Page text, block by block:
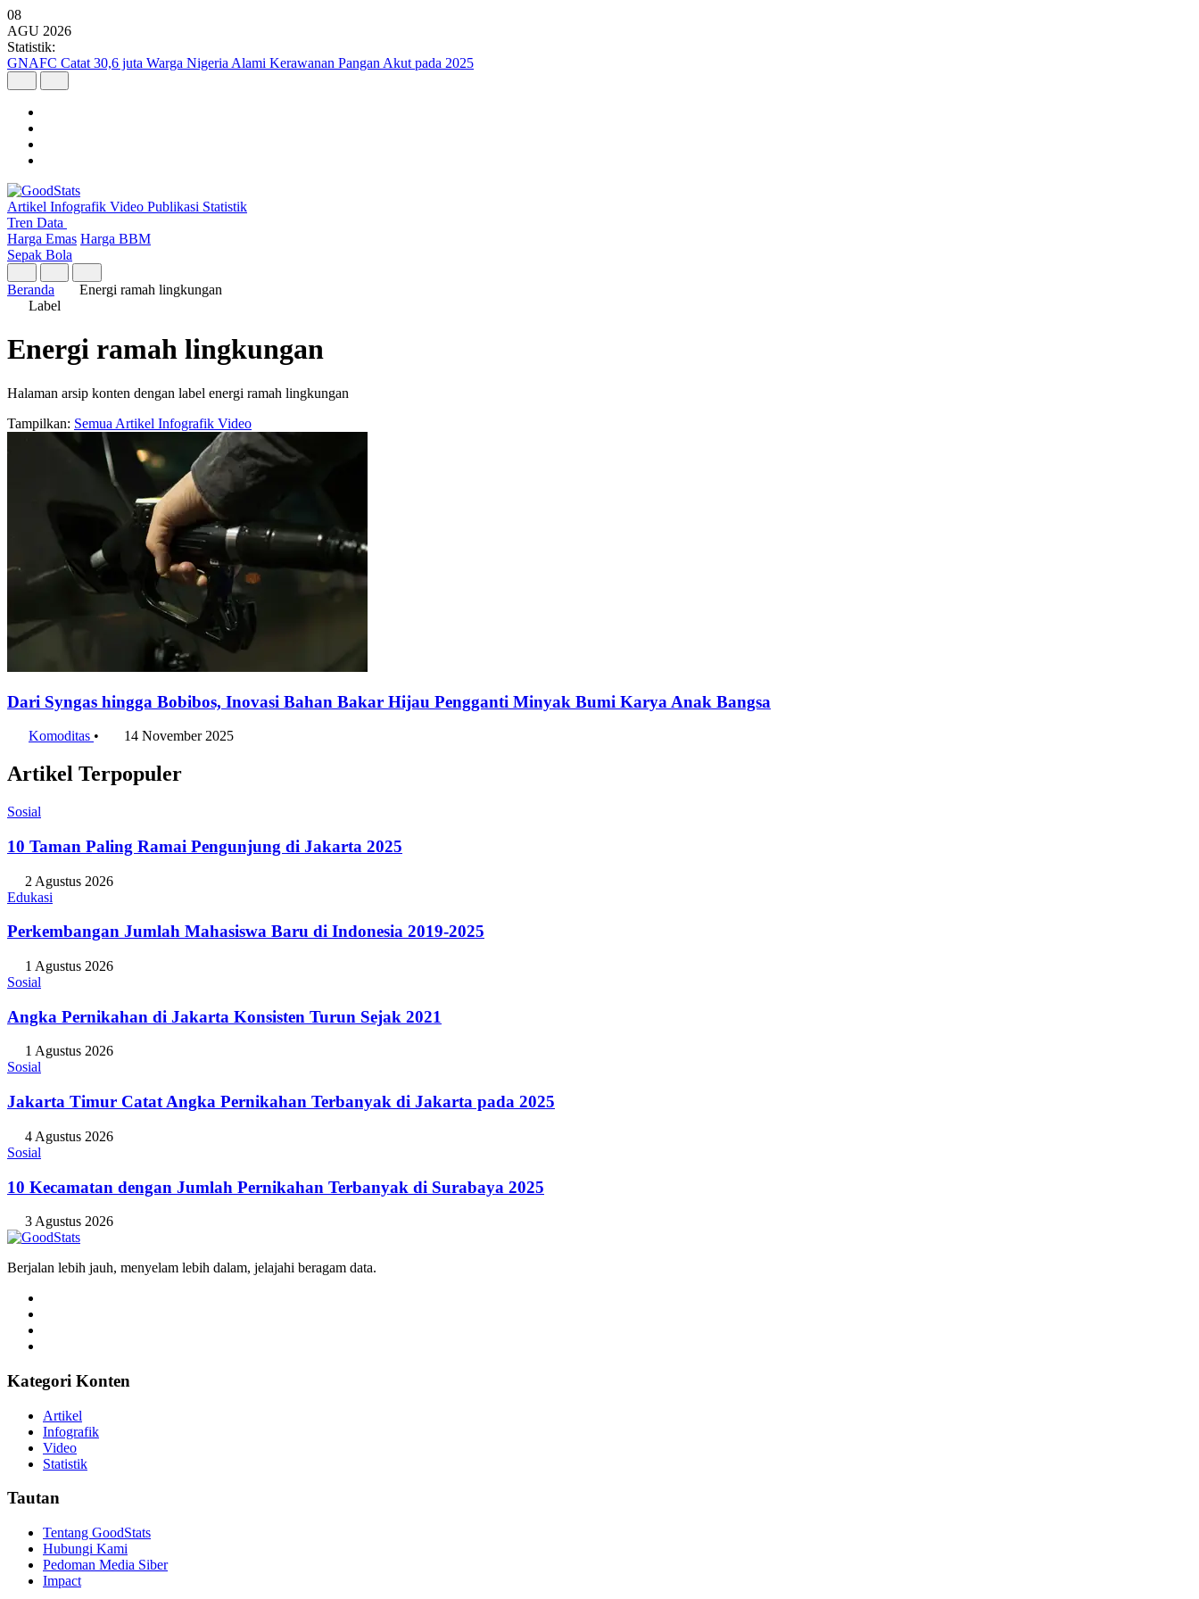
08
AGU 2026
Statistik:
GNAFC Catat 30,6 juta Warga Nigeria Alami Kerawanan Pangan Akut pada 2025
Artikel Infografik Video Publikasi Statistik
Tren Data
Harga Emas Harga BBM
Sepak Bola
Beranda
Energi ramah lingkungan
Label
Energi ramah lingkungan
Halaman arsip konten dengan label energi ramah lingkungan
Tampilkan: Semua Artikel Infografik Video
Dari Syngas hingga Bobibos, Inovasi Bahan Bakar Hijau Pengganti Minyak Bumi Karya Anak Bangsa
Komoditas • 14 November 2025
Artikel Terpopuler
Sosial
10 Taman Paling Ramai Pengunjung di Jakarta 2025
2 Agustus 2026
Edukasi
Perkembangan Jumlah Mahasiswa Baru di Indonesia 2019-2025
1 Agustus 2026
Sosial
Angka Pernikahan di Jakarta Konsisten Turun Sejak 2021
1 Agustus 2026
Sosial
Jakarta Timur Catat Angka Pernikahan Terbanyak di Jakarta pada 2025
4 Agustus 2026
Sosial
10 Kecamatan dengan Jumlah Pernikahan Terbanyak di Surabaya 2025
3 Agustus 2026
Berjalan lebih jauh, menyelam lebih dalam, jelajahi beragam data.
Kategori Konten
Artikel
Infografik
Video
Statistik
Tautan
Tentang GoodStats
Hubungi Kami
Pedoman Media Siber
Impact